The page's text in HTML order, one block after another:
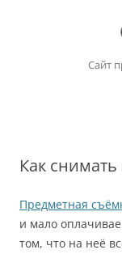
Сайт
Как снимать
Предметная
и мало
том, что на неё